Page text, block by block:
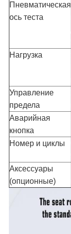
Пневматическая
ось теста
Нагрузка
Управление
предела
Аварийная
кнопка
Номер и циклы
Аксессуары
(опционные)